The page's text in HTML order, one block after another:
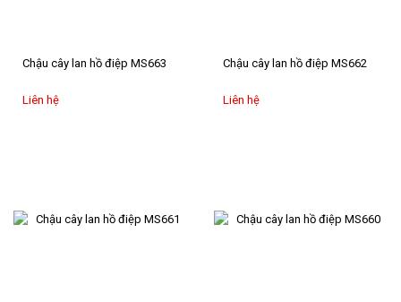
Chậu cây lan hồ điệp MS663
Liên hệ
Chậu cây lan hồ điệp MS662
Liên hệ